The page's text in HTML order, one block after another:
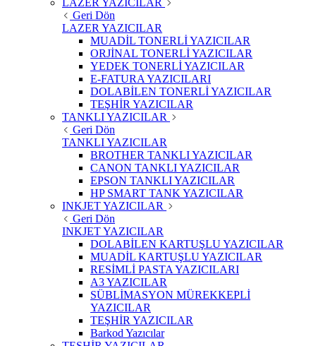
LAZER YAZICILAR
Geri Dön
LAZER YAZICILAR
MUADİL TONERLİ YAZICILAR
ORJİNAL TONERLİ YAZICILAR
YEDEK TONERLİ YAZICILAR
E-FATURA YAZICILARI
DOLABİLEN TONERLİ YAZICILAR
TEŞHİR YAZICILAR
TANKLI YAZICILAR
Geri Dön
TANKLI YAZICILAR
BROTHER TANKLI YAZICILAR
CANON TANKLI YAZICILAR
EPSON TANKLI YAZICILAR
HP SMART TANK YAZICILAR
INKJET YAZICILAR
Geri Dön
INKJET YAZICILAR
DOLABİLEN KARTUŞLU YAZICILAR
MUADİL KARTUŞLU YAZICILAR
RESİMLİ PASTA YAZICILARI
A3 YAZICILAR
SÜBLİMASYON MÜREKKEPLİ
YAZICILAR
TEŞHİR YAZICILAR
Barkod Yazıcılar